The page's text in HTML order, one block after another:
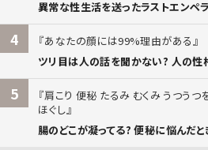
異常な性生活を送ったラストエンペ
4
あなたの顔には99%理由がある
ツリ目は人の話を聞かない? 人の性
5
肩こり 便秘 たるみ むくみ うつうつ
ほぐし
腸のどこが凝ってる? 便秘に悩んだと